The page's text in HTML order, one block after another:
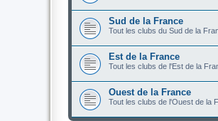
Sud de la France
Tout les clubs du Sud de la
Est de la France
Tout les clubs de l'Est de la
Ouest de la France
Tout les clubs de l'Ouest de la